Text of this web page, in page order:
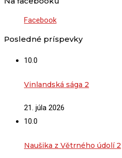
Facebook
Posledné príspevky
10.0
Vinlandská sága 2
21. júla 2026
10.0
Naušika z Větrného údolí 2